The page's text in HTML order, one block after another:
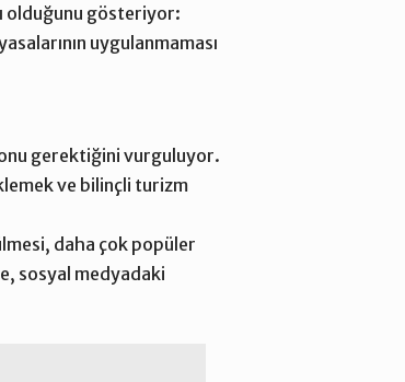
olduğunu gösteriyor:
uygulanmaması
gerektiğini vurguluyor.
ve bilinçli turizm
daha çok popüler
sosyal medyadaki